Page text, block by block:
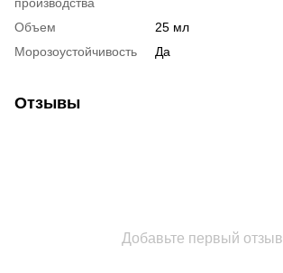
Объем
25 мл
Морозоустойчивость
Да
Отзывы
Добавьте первый отзыв